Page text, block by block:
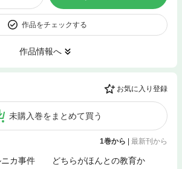
作品をチェックする
作品情報へ
お気に入り登録
未購入巻をまとめて買う
1巻から | 最新刊から
ニカ事件 どちらがほんとの教育か